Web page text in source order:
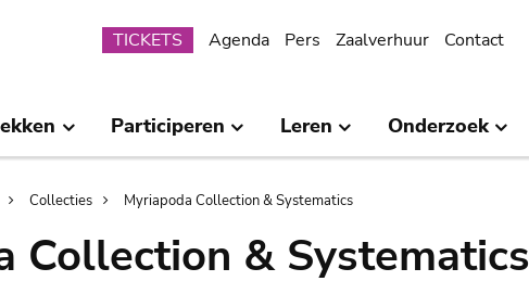
Submenu
TICKETS Agenda Pers Zaalverhuur Contact
Participeren Leren Onderzoek
Collecties Myriapoda Collection & Systematics
Collection & Systematics